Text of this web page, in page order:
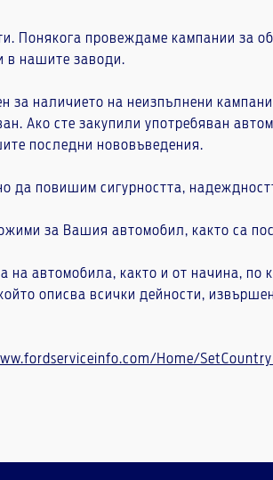
Понякога провеждаме кампании за
в нашите заводи.
наличието на неизпълнени
Ако сте закупили употребяван
последни нововъведения.
повишим сигурността,
за Вашия автомобил, както са
на автомобила, както и от начина, по
описва всички дейности,
Home/